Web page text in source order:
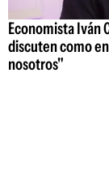
Economista Iván
discuten como
nosotros"